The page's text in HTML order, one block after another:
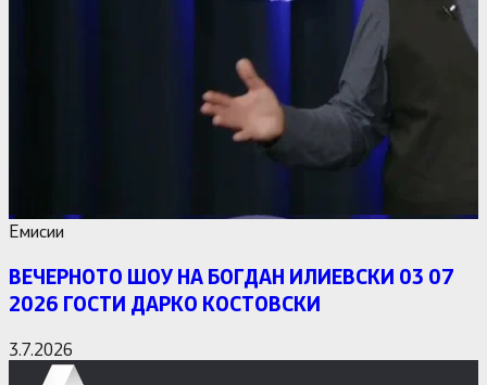
Емисии
ВЕЧЕРНОТО ШОУ НА БОГДАН ИЛИЕВСКИ 03 07
2026 ГОСТИ ДАРКО КОСТОВСКИ
3.7.2026